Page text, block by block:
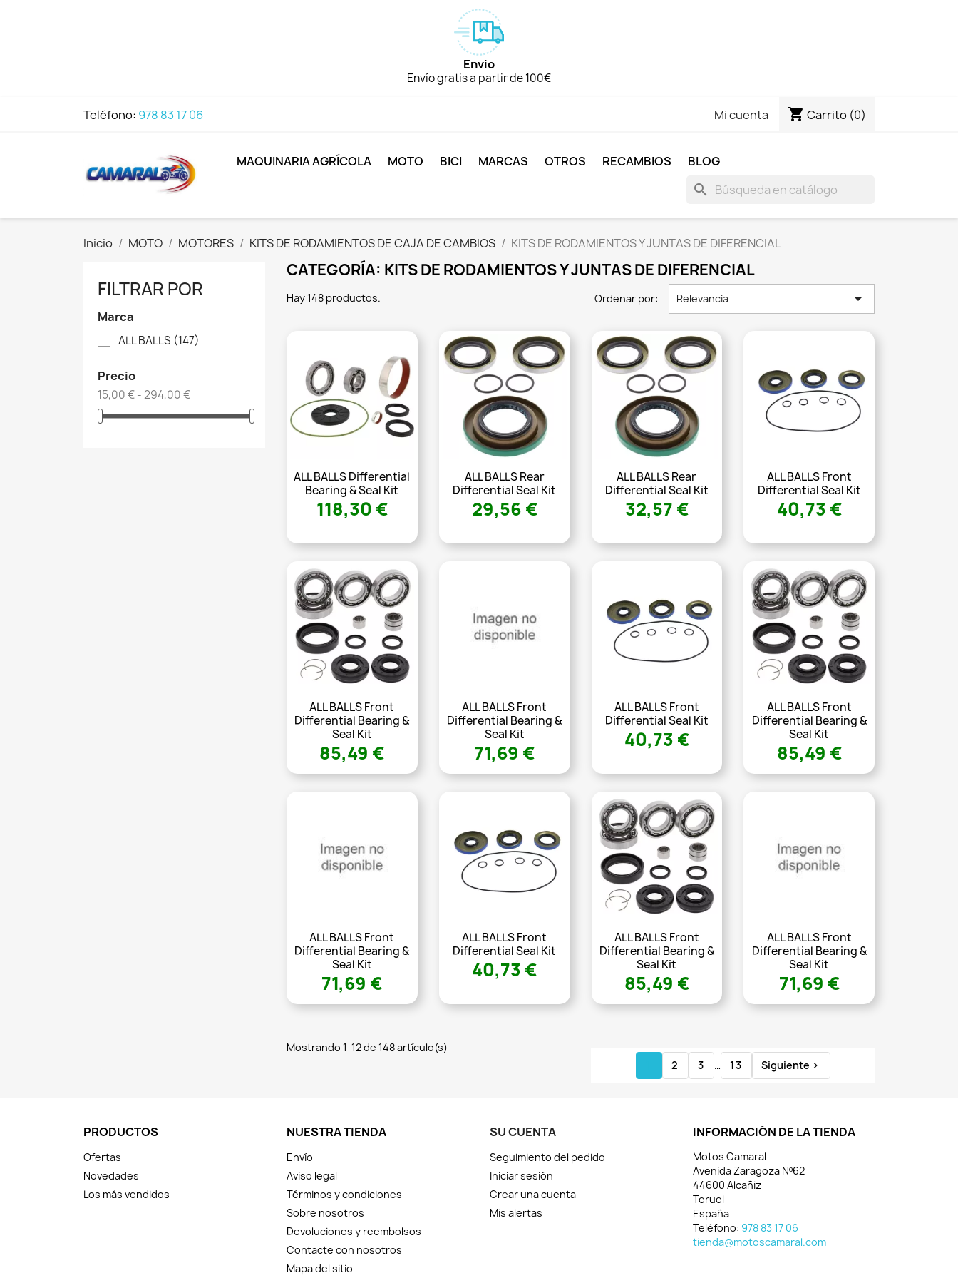
Envio
Envío gratis a partir de 100€
Teléfono: 978 83 17 06 Mi cuenta shopping_cart Carrito (0)
MAQUINARIA AGRÍCOLA MOTO BICI MARCAS OTROS RECAMBIOS BLOG
search
Inicio MOTO MOTORES KITS DE RODAMIENTOS DE CAJA DE CAMBIOS KITS DE RODAMIENTOS Y JUNTAS DE DIFERENCIAL
FILTRAR POR
Marca
ALL BALLS (147)
Precio
15,00 € - 294,00 €
CATEGORÍA: KITS DE RODAMIENTOS Y JUNTAS DE DIFERENCIAL
Hay 148 productos. Ordenar por: Relevancia 
ALL BALLS Differential
Bearing & Seal Kit
118,30 €
ALL BALLS Rear
Differential Seal Kit
29,56 €
ALL BALLS Rear
Differential Seal Kit
32,57 €
ALL BALLS Front
Differential Seal Kit
40,73 €
ALL BALLS Front
Differential Bearing &
Seal Kit
85,49 €
ALL BALLS Front
Differential Bearing &
Seal Kit
71,69 €
ALL BALLS Front
Differential Seal Kit
40,73 €
ALL BALLS Front
Differential Bearing &
Seal Kit
85,49 €
ALL BALLS Front
Differential Bearing &
Seal Kit
71,69 €
ALL BALLS Front
Differential Seal Kit
40,73 €
ALL BALLS Front
Differential Bearing &
Seal Kit
85,49 €
ALL BALLS Front
Differential Bearing &
Seal Kit
71,69 €
Mostrando 1-12 de 148 artículo(s)
2 3 … 13 Siguiente 
PRODUCTOS
Ofertas
Novedades
Los más vendidos
NUESTRA TIENDA
Envío
Aviso legal
Términos y condiciones
Sobre nosotros
Devoluciones y reembolsos
Contacte con nosotros
Mapa del sitio
SU CUENTA
Seguimiento del pedido
Iniciar sesión
Crear una cuenta
Mis alertas
INFORMACIÓN DE LA TIENDA
Motos Camaral
Avenida Zaragoza Nº62
44600 Alcañiz
Teruel
España
Teléfono: 978 83 17 06
tienda@motoscamaral.com